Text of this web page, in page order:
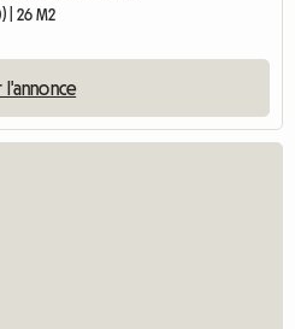
| 26 M2
l'annonce